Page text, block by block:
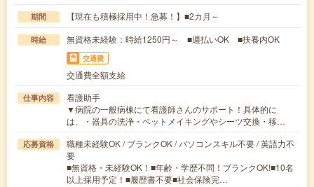
期間 【現在も積極採用中！急募！】■2カ月～
時給 無資格未経験：時給1250円～ ■週払いOK ■扶養内OK
交通費
交通費全額支給
仕事内容
看護助手
▼病院の一般病棟にて看護師さんのサポート！具体的に
は、・器具の洗浄・ベットメイキングやシーツ交換・移…
応募資格
職種未経験OK / ブランクOK / パソコンスキル不要 / 英語力不
要
■無資格・未経験OK！■年齢・学歴不問！ブランクOK!■10名
以上採用予定！■履歴書不要■社会保険完…